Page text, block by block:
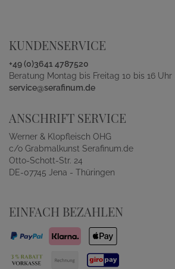
KUNDENSERVICE
+49 (0)3641 4787520
Beratung Montag bis Freitag 10 bis 16 Uhr
service@serafinum.de
ANSCHRIFT SERVICE
Werner & Klopfleisch OHG
c/o Grabmalkunst Serafinum.de
Otto-Schott-Str. 24
DE-07745 Jena - Thüringen
EINFACH BEZAHLEN